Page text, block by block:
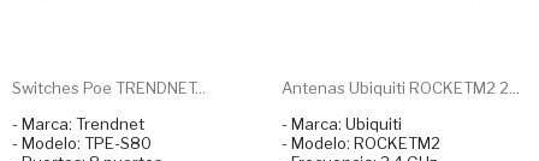
Switches Poe TRENDNET...
- Marca: Trendnet
- Modelo: TPE-S80
Antenas Ubiquiti ROCKETM2 2...
- Marca: Ubiquiti
- Modelo: ROCKETM2